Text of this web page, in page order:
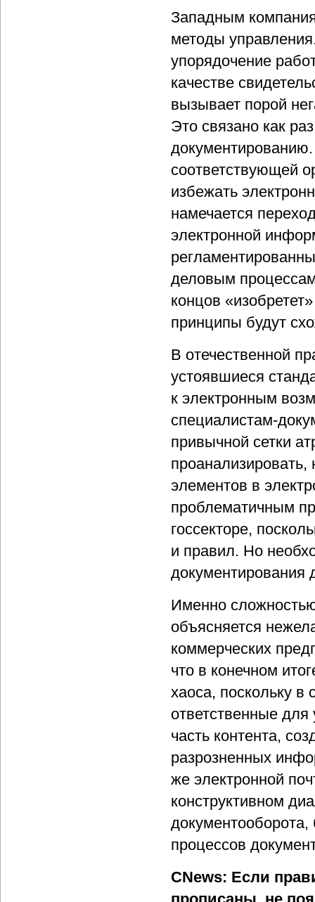
Западным
методы
упорядочение
качестве
вызывает порой
Это связано как
соответствующей
избежать
намечается
электронной
деловым
концов
принципы будут
В отечественной
устоявшиеся
к электронным
специалистам-
привычной сетки
проанализировать,
элементов в
проблематичным
госсекторе,
и правил. Но
документирования
Именно
объясняется
коммерческих
что в конечном
хаоса, поскольку в
ответственные
часть контента,
разрозненных
же электронной
конструктивном
процессов
CNews: Если